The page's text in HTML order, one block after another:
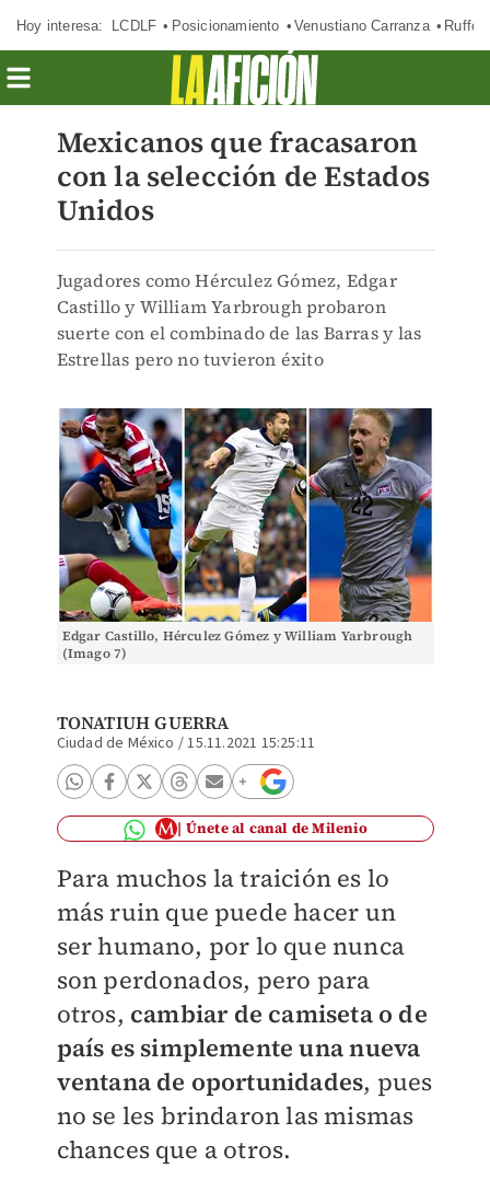
Hoy interesa: LCDLF Posicionamiento Venustiano Carranza Ruffo
Mexicanos que fracasaron
con la selección de Estados
Unidos
Jugadores como Hérculez Gómez, Edgar
Castillo y William Yarbrough probaron
suerte con el combinado de las Barras y las
Estrellas pero no tuvieron éxito
Edgar Castillo, Hérculez Gómez y William Yarbrough
(Imago 7)
TONATIUH GUERRA
Ciudad de México /15.11.2021 15:25:11
Únete al canal de Milenio
Para muchos la traición es lo
más ruin que puede hacer un
ser humano, por lo que nunca
son perdonados, pero para
otros, cambiar de camiseta o de
país es simplemente una nueva
ventana de oportunidades, pues
no se les brindaron las mismas
chances que a otros.